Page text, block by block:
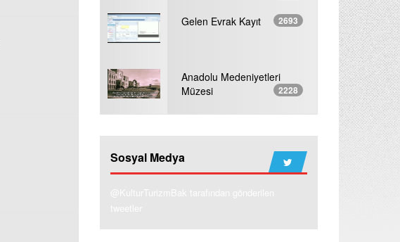
Gelen Evrak Kayıt 2693
Anadolu Medeniyetleri
Müzesi
2228
Sosyal Medya
@KulturTurizmBak tarafından gönderilen
tweetler